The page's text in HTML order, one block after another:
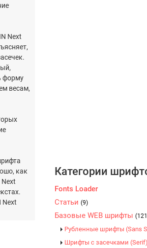
Next
форму
весам,
как
Next
Категории
Fonts Loader
Статьи (9)
Базовые WEB шрифты
Рубленные шрифты (Sans
Шрифты с засечками (Serif)